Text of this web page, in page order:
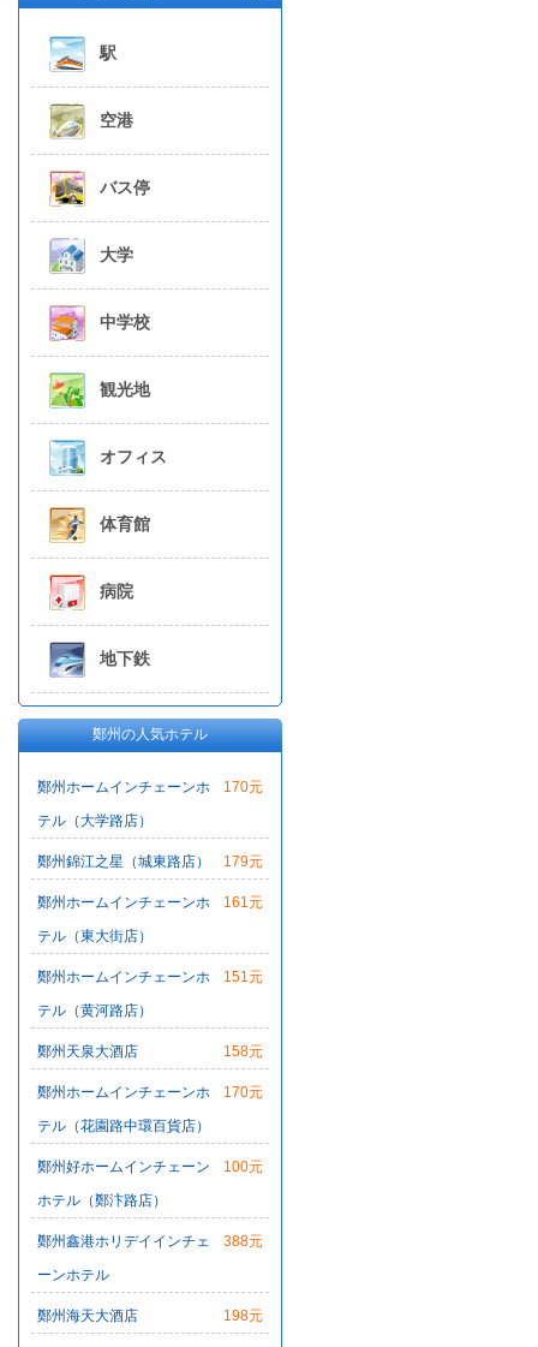
駅
空港
バス停
大学
中学校
観光地
オフィス
体育館
病院
地下鉄
鄭州の人気ホテル
170元
鄭州ホームインチェーンホ
テル（大学路店）
179元
鄭州錦江之星（城東路店）
161元
鄭州ホームインチェーンホ
テル（東大街店）
151元
鄭州ホームインチェーンホ
テル（黄河路店）
158元
鄭州天泉大酒店
170元
鄭州ホームインチェーンホ
テル（花園路中環百貨店）
100元
鄭州好ホームインチェーン
ホテル（鄭汴路店）
388元
鄭州鑫港ホリデイインチェ
ーンホテル
198元
鄭州海天大酒店